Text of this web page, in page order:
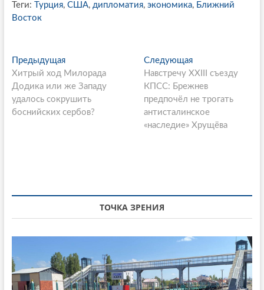
Теги: Турция, США, дипломатия, экономика, Ближний
Восток
P
o
s
t
i
g
a
t
i
ПредыдущаяП
р
е
д
ы
а
я
:
Хитрый ход Милорада
Додика или же Западу
удалось сокрушить
боснийских сербов?
Следующая
л
е
д
у
ю
т
:
Навстречу XXIII съезду
КПСС: Брежнев
предпочёл не трогать
антисталинское
«наследие» Хрущёва
ТОЧКА ЗРЕНИЯ